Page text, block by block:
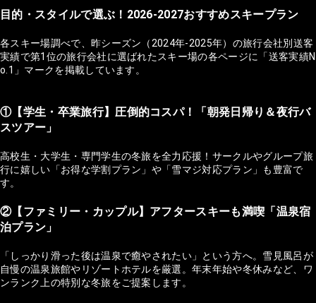
目的・スタイルで選ぶ！2026-2027おすすめスキープラン
各スキー場調べで、昨シーズン（2024年-2025年）の旅行会社別送客
実績で第1位の旅行会社に選ばれたスキー場の各ページに「送客実績N
o.1」マークを掲載しています。
①【学生・卒業旅行】圧倒的コスパ！「朝発日帰り＆夜行バ
スツアー」
高校生・大学生・専門学生の冬旅を全力応援！サークルやグループ旅
行に嬉しい「お得な学割プラン」や「雪マジ対応プラン」も豊富で
す。
②【ファミリー・カップル】アフタースキーも満喫「温泉宿
泊プラン」
「しっかり滑った後は温泉で癒やされたい」という方へ。雪見風呂が
自慢の温泉旅館やリゾートホテルを厳選。年末年始や冬休みなど、ワ
ンランク上の特別な冬旅をご提案します。